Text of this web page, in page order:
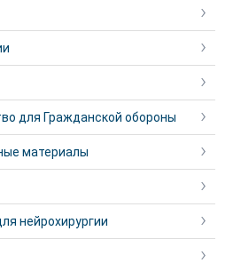
для Гражданской обороны
материалы
нейрохирургии